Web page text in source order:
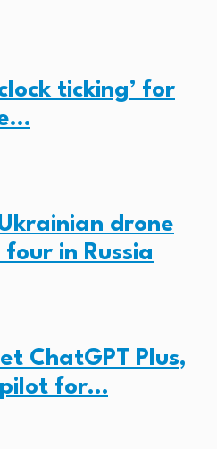
ticking’ for
drone
in Russia
ChatGPT Plus,
for…